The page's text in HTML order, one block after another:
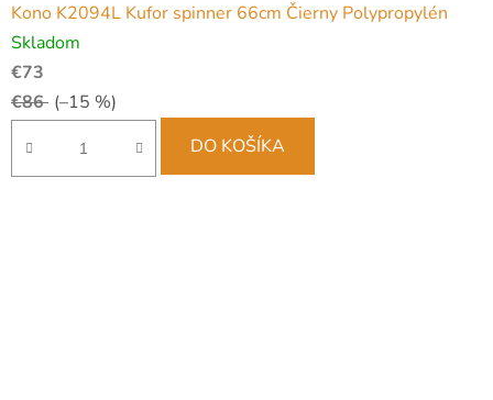
Kono K2094L Kufor spinner 66cm Čierny Polypropylén
Skladom
€73
€86 (–15 %)
DO KOŠÍKA